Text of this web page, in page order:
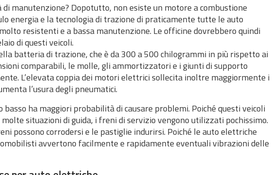
manutenzione? Dopotutto, non esiste un motore a combustione
energia e la tecnologia di trazione di praticamente tutte le auto
resistenti e a bassa manutenzione. Le officine dovrebbero quindi
di questi veicoli.
batteria di trazione, che è da 300 a 500 chilogrammi in più rispetto ai
comparabili, le molle, gli ammortizzatori e i giunti di supporto
L’elevata coppia dei motori elettrici sollecita inoltre maggiormente i
l’usura degli pneumatici.
basso ha maggiori probabilità di causare problemi. Poiché questi veicoli
situazioni di guida, i freni di servizio vengono utilizzati pochissimo.
possono corrodersi e le pastiglie indurirsi. Poiché le auto elettriche
avvertono facilmente e rapidamente eventuali vibrazioni delle